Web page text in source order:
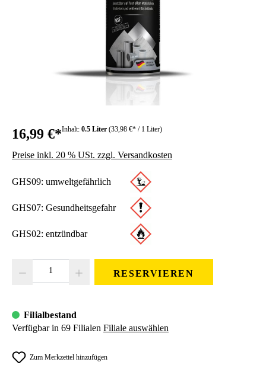
16,99 €*Inhalt: 0.5 Liter (33,98 €* / 1 Liter)
Preise inkl. 20 % USt. zzgl. Versandkosten
GHS09: umweltgefährlich
GHS07: Gesundheitsgefahr
GHS02: entzündbar
RESERVIEREN
Filialbestand
Verfügbar in 69 Filialen Filiale auswählen
Zum Merkzettel hinzufügen